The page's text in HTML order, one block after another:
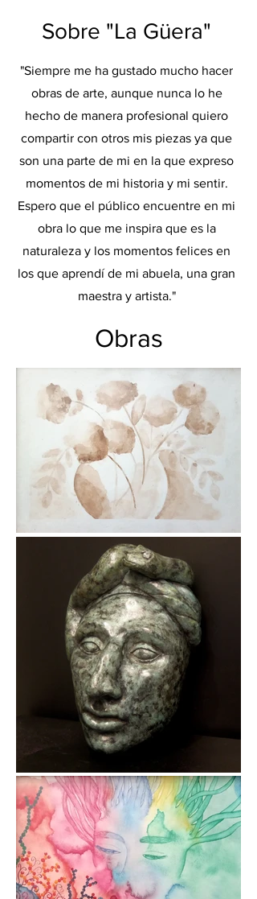
Sobre "La Güera"
"Siempre me ha gustado mucho hacer
obras de arte, aunque nunca lo he
hecho de manera profesional quiero
compartir con otros mis piezas ya que
son una parte de mi en la que expreso
momentos de mi historia y mi sentir.
Espero que el público encuentre en mi
obra lo que me inspira que es la
naturaleza y los momentos felices en
los que aprendí de mi abuela, una gran
maestra y artista."
Obras